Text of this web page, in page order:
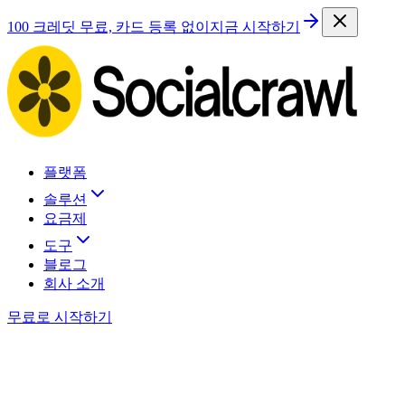
100 크레딧 무료, 카드 등록 없이 지금 시작하기
플랫폼
솔루션
요금제
도구
블로그
회사 소개
무료로 시작하기